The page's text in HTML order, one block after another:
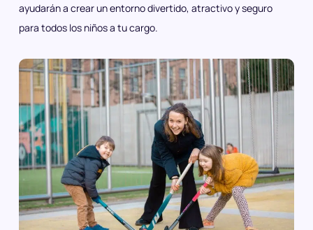
ayudarán a crear un entorno divertido, atractivo y seguro
para todos los niños a tu cargo.